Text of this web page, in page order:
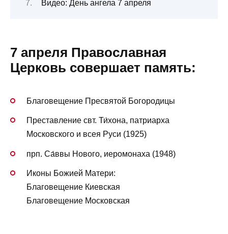
Видео: День ангела 7 апреля
7 апреля Православная
Церковь совершает память:
Благовещение Пресвятой Богородицы
Преставление свт. Ти́хона, патриарха
Московского и всея Руси (1925)
прп. Са́ввы Нового, иеромонаха (1948)
Иконы Божией Матери:
Благовещение Киевская
Благовещение Московская